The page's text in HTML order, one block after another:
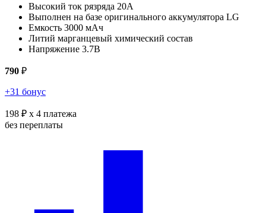
Высокий ток рязряда 20А
Выполнен на базе оригинального аккумулятора LG
Емкость 3000 мАч
Литий марганцевый химический состав
Напряжение 3.7В
790 ₽
+31 бонус
198 ₽ x 4 платежа
без переплаты